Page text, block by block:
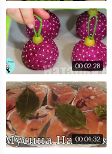
00:02:28
00:04:32